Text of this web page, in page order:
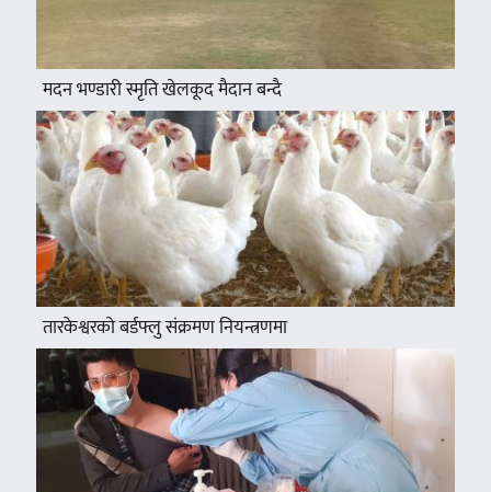
मदन भण्डारी स्मृति खेलकूद मैदान बन्दै
तारकेश्वरको बर्डफ्लु संक्रमण नियन्त्रणमा